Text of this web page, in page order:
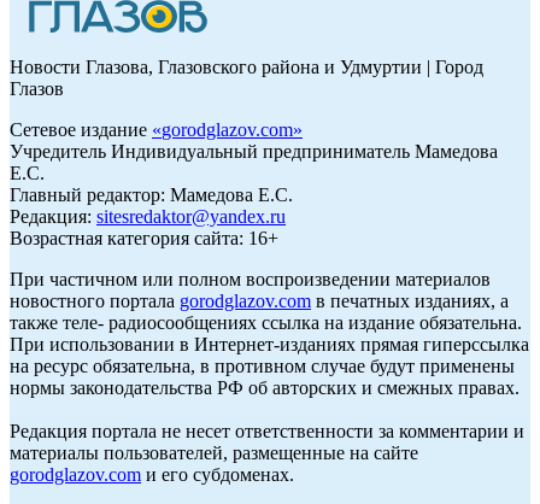
Новости Глазова, Глазовского района и Удмуртии | Город
Глазов
Сетевое издание «gorodglazov.com»
Учредитель Индивидуальный предприниматель Мамедова
Е.С.
Главный редактор: Мамедова Е.С.
Редакция: sitesredaktor@yandex.ru
Возрастная категория сайта: 16+
При частичном или полном воспроизведении материалов
новостного портала gorodglazov.com в печатных изданиях, а
также теле- радиосообщениях ссылка на издание обязательна.
При использовании в Интернет-изданиях прямая гиперссылка
на ресурс обязательна, в противном случае будут применены
нормы законодательства РФ об авторских и смежных правах.
Редакция портала не несет ответственности за комментарии и
материалы пользователей, размещенные на сайте
gorodglazov.com и его субдоменах.